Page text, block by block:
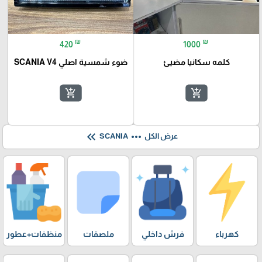
1000 ₪
كلمه سكانيا مضيئ
add_shopping_cart
420 ₪
ضوء شمسية اصلي SCANIA V4
add_shopping_cart
عرض الكل more_horiz
keyboard_double_arrow_left
كهرباء فرش داخلي ملصقات منظفات+عطور